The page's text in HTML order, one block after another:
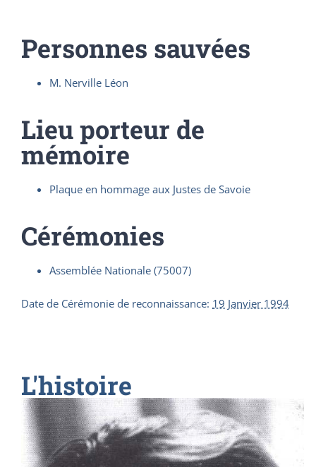
Personnes sauvées
M. Nerville Léon
Lieu porteur de
mémoire
Plaque en hommage aux Justes de Savoie
Cérémonies
Assemblée Nationale (75007)
Date de Cérémonie de reconnaissance: 19 Janvier 1994
L'histoire